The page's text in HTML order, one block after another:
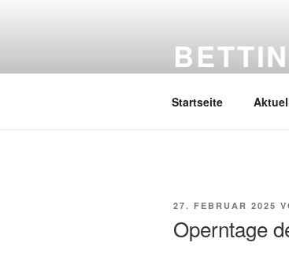
Startseite
VERÖFFENTLICHT
27. FEBRUAR 2025
Operntage